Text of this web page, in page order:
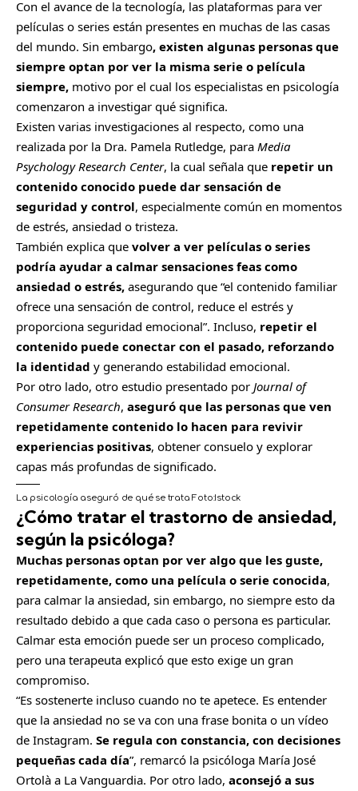
Con el avance de la tecnología, las plataformas para ver
películas o series están presentes en muchas de las casas
del mundo. Sin embargo, existen algunas personas que
siempre optan por ver la misma serie o película
siempre, motivo por el cual los especialistas en psicología
comenzaron a investigar qué significa.
Existen varias investigaciones al respecto, como una
realizada por la Dra. Pamela Rutledge, para Media
Psychology Research Center, la cual señala que repetir un
contenido conocido puede dar sensación de
seguridad y control, especialmente común en momentos
de estrés, ansiedad o tristeza.
También explica que volver a ver películas o series
podría ayudar a calmar sensaciones feas como
ansiedad o estrés, asegurando que “el contenido familiar
ofrece una sensación de control, reduce el estrés y
proporciona seguridad emocional”. Incluso, repetir el
contenido puede conectar con el pasado, reforzando
la identidad y generando estabilidad emocional.
Por otro lado, otro estudio presentado por Journal of
Consumer Research, aseguró que las personas que ven
repetidamente contenido lo hacen para revivir
experiencias positivas, obtener consuelo y explorar
capas más profundas de significado.
La psicología aseguró de qué se trata Foto:Istock
¿Cómo tratar el trastorno de ansiedad,
según la psicóloga?
Muchas personas optan por ver algo que les guste,
repetidamente, como una película o serie conocida,
para calmar la ansiedad, sin embargo, no siempre esto da
resultado debido a que cada caso o persona es particular.
Calmar esta emoción puede ser un proceso complicado,
pero una terapeuta explicó que esto exige un gran
compromiso.
“Es sostenerte incluso cuando no te apetece. Es entender
que la ansiedad no se va con una frase bonita o un vídeo
de Instagram. Se regula con constancia, con decisiones
pequeñas cada día”, remarcó la psicóloga María José
Ortolà a La Vanguardia. Por otro lado, aconsejó a sus